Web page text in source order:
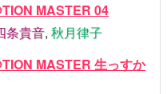
MASTER 04
条貴音, 秋月律子
MASTER 生っすか